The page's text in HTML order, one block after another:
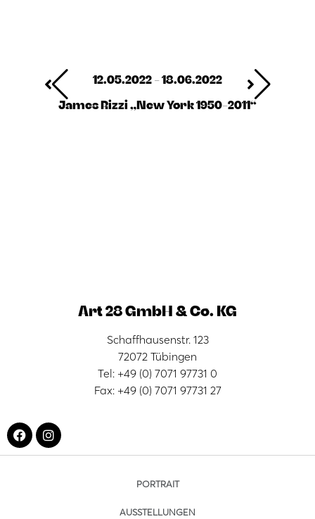
12.05.2022 - 18.06.2022
James Rizzi „New York 1950-2011“
Art 28 GmbH & Co. KG
Schaffhausenstr. 123
72072 Tübingen
Tel: +49 (0) 7071 97731 0
Fax: +49 (0) 7071 97731 27
PORTRAIT
AUSSTELLUNGEN